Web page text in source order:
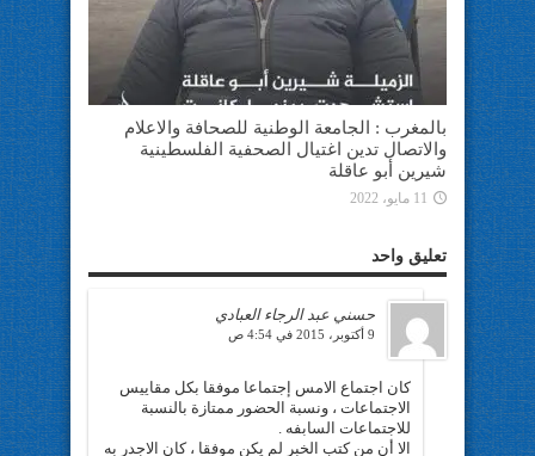
بالمغرب : الجامعة الوطنية للصحافة والاعلام
والاتصال تدين اغتيال الصحفية الفلسطينية
شيرين أبو عاقلة
11 مايو، 2022
تعليق واحد
حسني عبد الرجاء العبادي
9 أكتوبر، 2015 في 4:54 ص
كان اجتماع الامس إجتماعا موفقا بكل مقاييس
الاجتماعات ، ونسبة الحضور ممتازة بالنسبة
للاجتماعات السابفه .
الا أن من كتب الخبر لم يكن موفقا ، كان الاجدر به